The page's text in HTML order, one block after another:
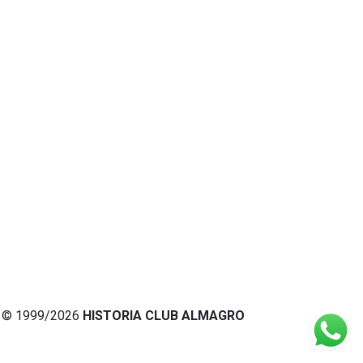
© 1999/2026 HISTORIA CLUB ALMAGRO